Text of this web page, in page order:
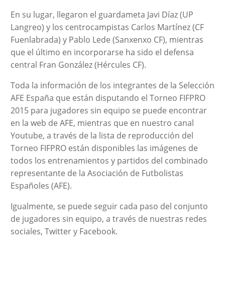
En su lugar, llegaron el guardameta Javi Díaz (UP
Langreo) y los centrocampistas Carlos Martínez (CF
Fuenlabrada) y Pablo Lede (Sanxenxo CF), mientras
que el último en incorporarse ha sido el defensa
central Fran González (Hércules CF).
Toda la información de los integrantes de la Selección
AFE España que están disputando el Torneo FIFPRO
2015 para jugadores sin equipo se puede encontrar
en la web de AFE, mientras que en nuestro canal
Youtube, a través de la lista de reproducción del
Torneo FIFPRO están disponibles las imágenes de
todos los entrenamientos y partidos del combinado
representante de la Asociación de Futbolistas
Españoles (AFE).
Igualmente, se puede seguir cada paso del conjunto
de jugadores sin equipo, a través de nuestras redes
sociales, Twitter y Facebook.